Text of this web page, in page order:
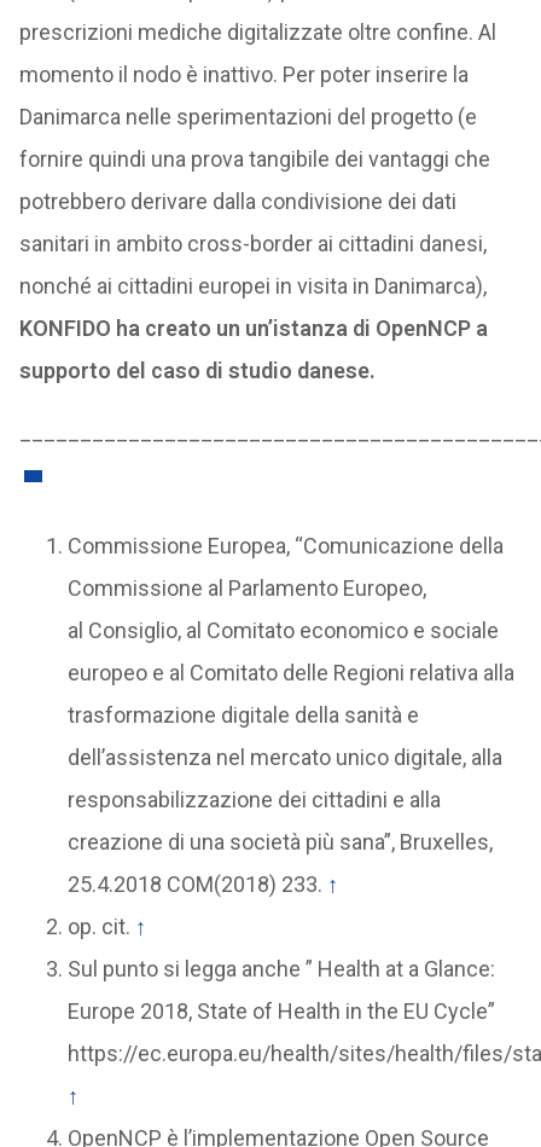
prescrizioni mediche digitalizzate oltre confine. Al
momento il nodo è inattivo. Per poter inserire la
Danimarca nelle sperimentazioni del progetto (e
fornire quindi una prova tangibile dei vantaggi che
potrebbero derivare dalla condivisione dei dati
sanitari in ambito cross-border ai cittadini danesi,
nonché ai cittadini europei in visita in Danimarca),
KONFIDO ha creato un un’istanza di OpenNCP a
supporto del caso di studio danese.
Commissione Europea, “Comunicazione della
Commissione al Parlamento Europeo,
al Consiglio, al Comitato economico e sociale
europeo e al Comitato delle Regioni relativa alla
trasformazione digitale della sanità e
dell’assistenza nel mercato unico digitale, alla
responsabilizzazione dei cittadini e alla
creazione di una società più sana”, Bruxelles,
25.4.2018 COM(2018) 233. ↑
op. cit. ↑
Sul punto si legga anche ” Health at a Glance:
Europe 2018, State of Health in the EU Cycle”
https://ec.europa.eu/health/sites/health/files/
↑
OpenNCP è l’implementazione Open Source